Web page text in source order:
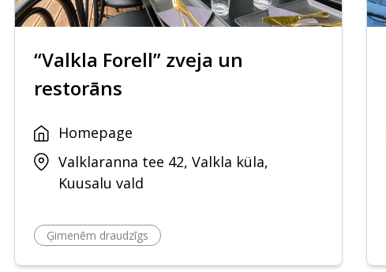
“Valkla Forell” zveja un
restorāns
Homepage
Valklaranna tee 42, Valkla küla,
Kuusalu vald
Ģimenēm draudzīgs